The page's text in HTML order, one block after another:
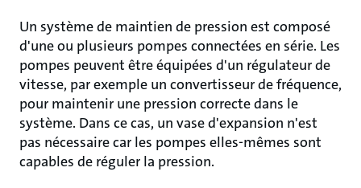
Un système de maintien de pression est composé
d'une ou plusieurs pompes connectées en série. Les
pompes peuvent être équipées d'un régulateur de
vitesse, par exemple un convertisseur de fréquence,
pour maintenir une pression correcte dans le
système. Dans ce cas, un vase d'expansion n'est
pas nécessaire car les pompes elles-mêmes sont
capables de réguler la pression.